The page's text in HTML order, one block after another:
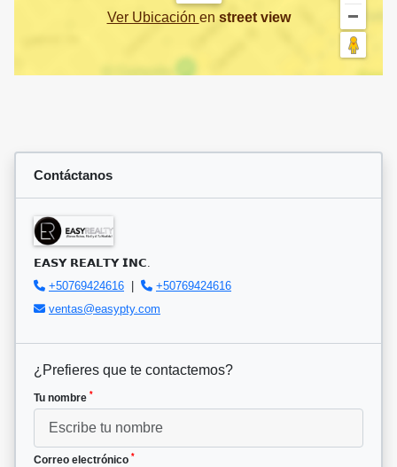
Ver Ubicación en street view
Contáctanos
𝗘𝗔𝗦𝗬 𝗥𝗘𝗔𝗟𝗧𝗬 𝗜𝗡𝗖.
+50769424616 |
+50769424616
ventas@easypty.com
¿Prefieres que te contactemos?
Tu nombre *
Correo electrónico *